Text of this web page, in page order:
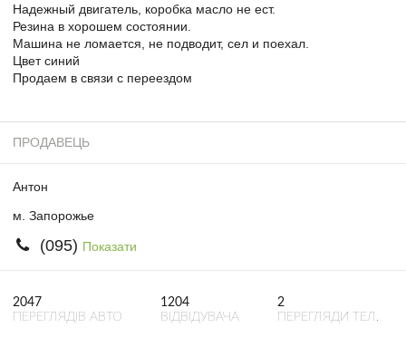
Надежный двигатель, коробка масло не ест.
Резина в хорошем состоянии.
Машина не ломается, не подводит, сел и поехал.
Цвет синий
Продаем в связи с переездом
ПРОДАВЕЦЬ
Антон
м. Запорожье
(095) Показати
2047
ПЕРЕГЛЯДІВ АВТО
1204
ВІДВІДУВАЧА
2
ПЕРЕГЛЯДИ ТЕЛ.